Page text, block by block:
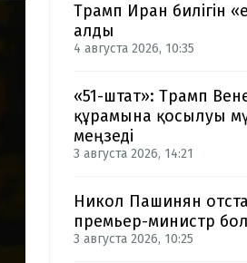
Трамп Иран билігін
алды
4 августа 2026, 10:35
«51-штат»: Трамп
құрамына қосылуы
меңзеді
3 августа 2026, 14:21
Никол Пашинян
премьер-министр
3 августа 2026, 10:25